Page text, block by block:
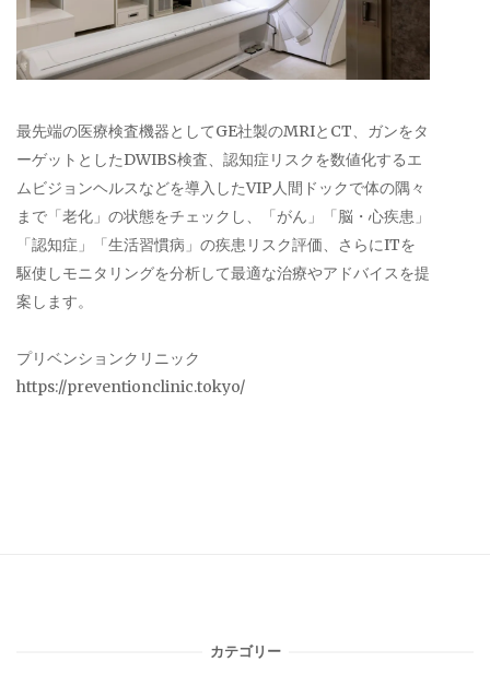
最先端の医療検査機器としてGE社製のMRIとCT、ガンをタ
ーゲットとしたDWIBS検査、認知症リスクを数値化するエ
ムビジョンヘルスなどを導入したVIP人間ドックで体の隅々
まで「老化」の状態をチェックし、「がん」「脳・心疾患」
「認知症」「生活習慣病」の疾患リスク評価、さらにITを
駆使しモニタリングを分析して最適な治療やアドバイスを提
案します。
プリベンションクリニック
https://preventionclinic.tokyo/
カテゴリー